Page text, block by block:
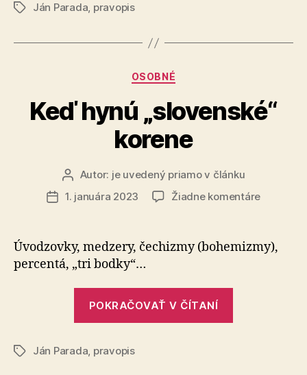
ZnačkyJán Parada, pravopis
Kategórie
OSOBNÉ
Keď hynú „slovenské“
korene
Autor
článku
Autor: je uvedený priamo v článku
Dátum
1. januára 2023 Žiadne komentárena
korene
Úvodzovky, medzery, čechizmy (bohemizmy),
percentá, „tri bodky“…
POKRAČOVAŤ V ČÍTANÍ
ZnačkyJán Parada, pravopis